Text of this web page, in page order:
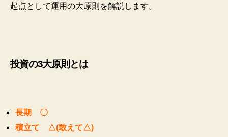
起点として運用の大原則を解説します。
投資の3大原則とは
長期 〇
積立て △(敢えて△)